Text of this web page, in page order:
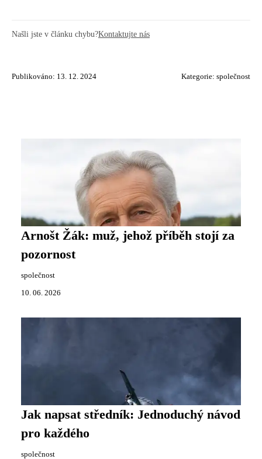
Našli jste v článku chybu?Kontaktujte nás
Publikováno: 13. 12. 2024 Kategorie: společnost
Arnošt Žák: muž, jehož příběh stojí za
pozornost
společnost
10. 06. 2026
Jak napsat středník: Jednoduchý návod
pro každého
společnost